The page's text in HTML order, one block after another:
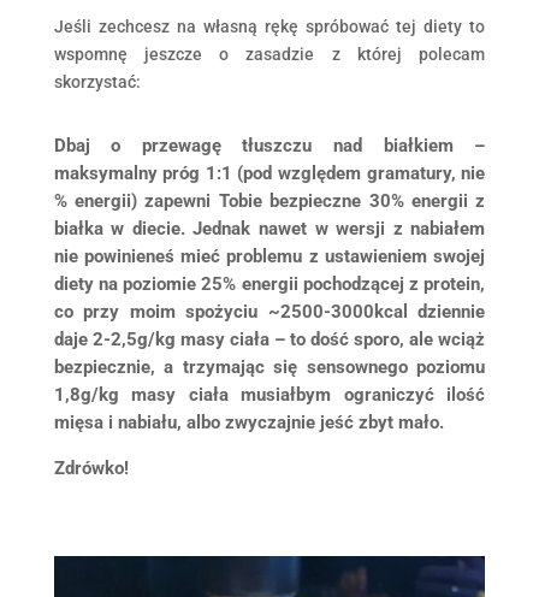
Jeśli zechcesz na własną rękę spróbować tej diety to
wspomnę jeszcze o zasadzie z której polecam
skorzystać:
Dbaj o przewagę tłuszczu nad białkiem –
maksymalny próg 1:1 (pod względem gramatury, nie
% energii) zapewni Tobie bezpieczne 30% energii z
białka w diecie. Jednak nawet w wersji z nabiałem
nie powinieneś mieć problemu z ustawieniem swojej
diety na poziomie 25% energii pochodzącej z protein,
co przy moim spożyciu ~2500-3000kcal dziennie
daje 2-2,5g/kg masy ciała – to dość sporo, ale wciąż
bezpiecznie, a trzymając się sensownego poziomu
1,8g/kg masy ciała musiałbym ograniczyć ilość
mięsa i nabiału, albo zwyczajnie jeść zbyt mało.
Zdrówko!